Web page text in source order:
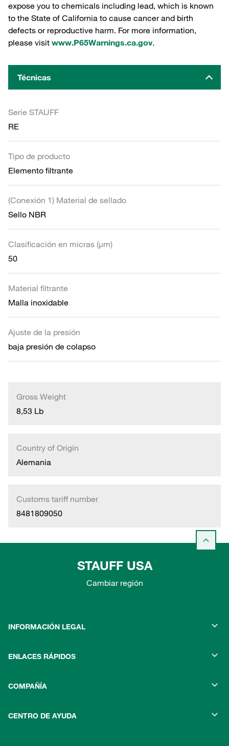
expose you to chemicals including lead, which is known
to the State of California to cause cancer and birth
defects or reproductive harm. For more information,
please visit www.P65Warnings.ca.gov.
Técnicas
Serie STAUFF
RE
Tipo de producto
Elemento filtrante
(Conexión 1) Material de sellado
Sello NBR
Clasificación en micras (µm)
50
Material filtrante
Malla inoxidable
Ajuste de la presión
baja presión de colapso
Gross Weight
8,53 Lb
Country of Origin
Alemania
Customs tariff number
8481809050
STAUFF USA
Cambiar región
INFORMACIÓN LEGAL
ENLACES RÁPIDOS
COMPAÑÍA
CENTRO DE AYUDA